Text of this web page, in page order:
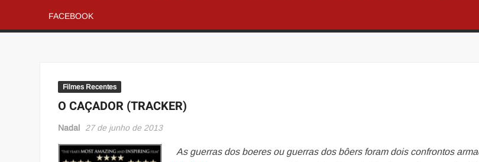
FACEBOOK
Filmes Recentes
O CAÇADOR (TRACKER)
Nadal 27 de junho de 2013
As guerras dos boeres ou guerras dos bôers foram dois confrontos